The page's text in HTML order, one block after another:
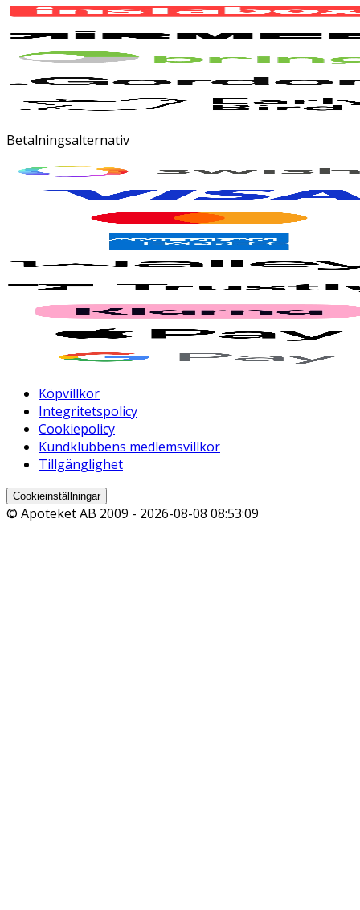
Betalningsalternativ
Köpvillkor
Integritetspolicy
Cookiepolicy
Kundklubbens medlemsvillkor
Tillgänglighet
Cookieinställningar
© Apoteket AB 2009 - 2026-08-08 08:53:09